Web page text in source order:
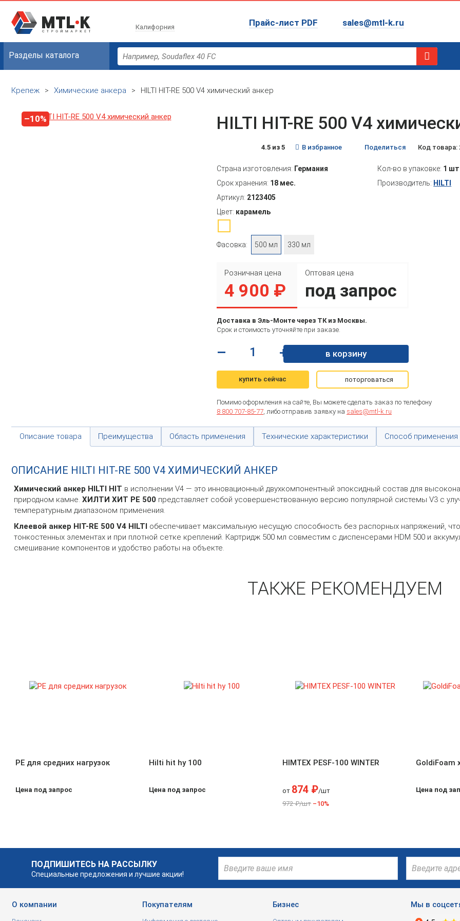
Калифорния Прайс-лист PDF sales@mtl-k.ru
Разделы каталога
Крепеж > Химические анкера > HILTI HIT-RE 500 V4 химический анкер
–10% HILTI HIT-RE 500 V4
4.5 из 5 В избранное Поделиться Код товара:
Страна изготовления: Германия Кол-во в упаковке: 1 шт
Срок хранения: 18 мес. Производитель: HILTI
Артикул: 2123405
Цвет: карамель
Фасовка: 500 мл 330 мл
Розничная цена
4 900 ₽
Оптовая цена
под запрос
Доставка в Эль-Монте через ТК из Москвы.
Срок и стоимость уточняйте при заказе.
– + в корзину
купить сейчас поторговаться
Помимо оформления на сайте, Вы можете сделать заказ по телефону
8 800 707-85-77 , либо отправив заявку на sales@mtl-k.ru
Описание товара Преимущества Область применения Технические характеристики Способ применения
ОПИСАНИЕ HILTI HIT-RE 500 V4 ХИМИЧЕСКИЙ АНКЕР
Химический анкер HILTI HIT в исполнении V4 — это инновационный двухкомпонентный эпоксидный состав для
природном камне. ХИЛТИ ХИТ РЕ 500 представляет собой усовершенствованную версию популярной системы V3 с
температурным диапазоном применения.
Клеевой анкер HIT-RE 500 V4 HILTI обеспечивает максимальную несущую способность без распорных напряжений,
тонкостенных элементах и при плотной сетке креплений. Картридж 500 мл совместим с диспенсерами HDM 500 и
смешивание компонентов и удобство работы на объекте.
ТАКЖЕ РЕКОМЕНДУЕМ
PE для средних нагрузок
Цена под запрос
Hilti hit hy 100
Цена под запрос
HIMTEX PESF-100 WINTER
от 874 ₽/шт
972 ₽/шт –10%
GoldiFoam
Цена под
ПОДПИШИТЕСЬ НА РАССЫЛКУ
Специальные предложения и лучшие акции!
О компании Покупателям Бизнес Мы в